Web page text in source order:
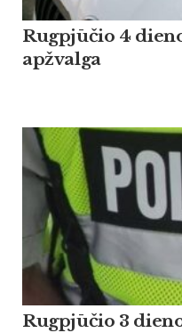
Rugpjūčio 4
apžvalga
Rugpjūčio 3